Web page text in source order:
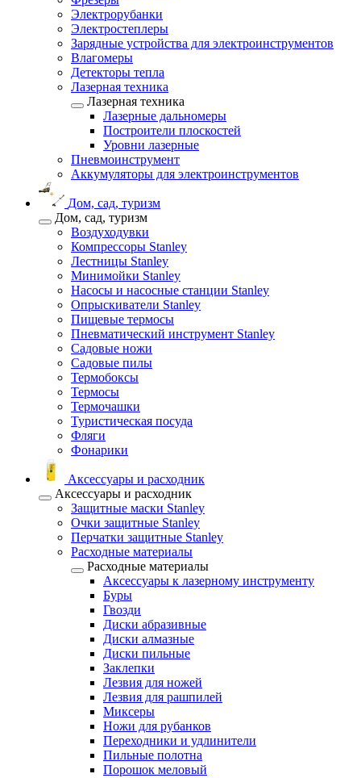
Электрорубанки
Электростеплеры
Зарядные устройства для электроинструментов
Влагомеры
Детекторы тепла
Лазерная техника
Лазерная техника
Лазерные дальномеры
Построители плоскостей
Уровни лазерные
Пневмоинструмент
Аккумуляторы для электроинструментов
Дом, сад, туризм
Дом, сад, туризм
Воздуходувки
Компрессоры Stanley
Лестницы Stanley
Минимойки Stanley
Насосы и насосные станции Stanley
Опрыскиватели Stanley
Пищевые термосы
Пневматический инструмент Stanley
Садовые ножи
Садовые пилы
Термобоксы
Термосы
Термочашки
Туристическая посуда
Фляги
Фонарики
Аксессуары и расходник
Аксессуары и расходник
Защитные маски Stanley
Очки защитные Stanley
Перчатки защитные Stanley
Расходные материалы
Расходные материалы
Аксессуары к лазерному инструменту
Буры
Гвозди
Диски абразивные
Диски алмазные
Диски пильные
Заклепки
Лезвия для ножей
Лезвия для рашпилей
Миксеры
Ножи для рубанков
Переходники и удлинители
Пильные полотна
Порошок меловый